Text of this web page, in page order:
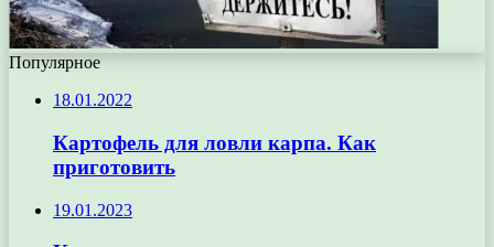
Популярное
18.01.2022
Картофель для ловли карпа. Как
приготовить
19.01.2023